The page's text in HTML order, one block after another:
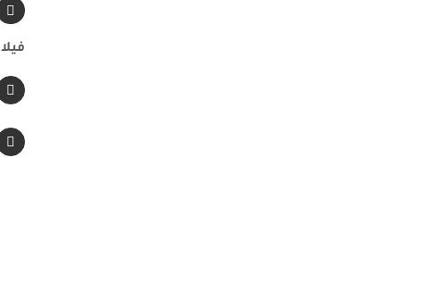
فيلا ٢٠١ النرجس ٧ التجمع الخامس